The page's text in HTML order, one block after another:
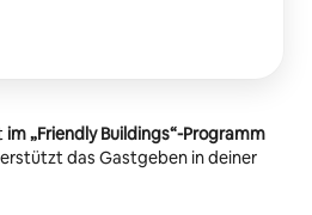
im „Friendly Buildings“-Programm
das Gastgeben in deiner